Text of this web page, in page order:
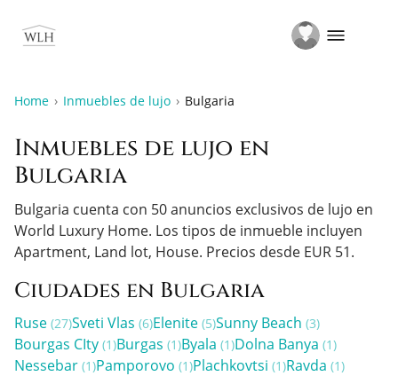
Home Inmuebles de lujo Bulgaria
Inmuebles de lujo en
Bulgaria
Bulgaria cuenta con 50 anuncios exclusivos de lujo en
World Luxury Home. Los tipos de inmueble incluyen
Apartment, Land lot, House. Precios desde EUR 51.
Ciudades en Bulgaria
Ruse (27)Sveti Vlas (6)Elenite (5)Sunny Beach (3)
Bourgas CIty (1)Burgas (1)Byala (1)Dolna Banya (1)
Nessebar (1)Pamporovo (1)Plachkovtsi (1)Ravda (1)